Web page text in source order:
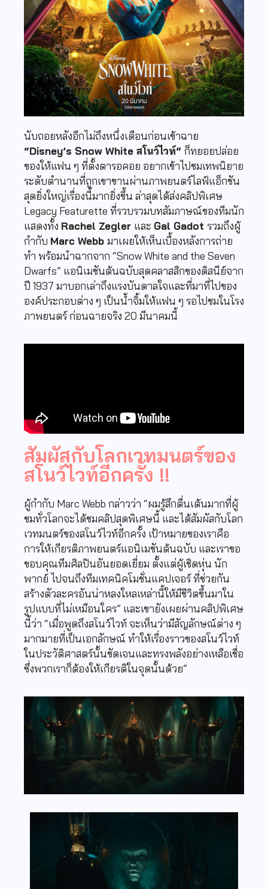
นับถอยหลังอีกไม่ถึงหนึ่งเดือนก่อนเข้าฉาย
“Disney’s Snow White สโนว์ไวท์” ก็ทยอยปล่อย
ของให้แฟน ๆ ที่ตั้งตารอคอย อยากเข้าไปชมเทพนิยาย
ระดับตำนานที่ถูกเขาขานผ่านภาพยนตร์ไลฟ์แอ็กชัน
สุดยิ่งใหญ่เรื่องนี้มากยิ่งขึ้น ล่าสุดได้ส่งคลิปพิเศษ
Legacy Featurette ที่รวบรวมบทสัมภาษณ์ของทีมนัก
แสดงทั้ง Rachel Zegler และ Gal Gadot รวมถึงผู้
กำกับ Marc Webb มาเผยให้เห็นเบื้องหลังการถ่าย
ทำ พร้อมนำฉากจาก “Snow White and the Seven
Dwarfs” แอนิเมชันต้นฉบับสุดคลาสสิกของดิสนีย์จาก
ปี 1937 มาบอกเล่าถึงแรงบันดาลใจและที่มาที่ไปของ
องค์ประกอบต่าง ๆ เป็นน้ำจิ้มให้แฟน ๆ รอไปชมในโรง
ภาพยนตร์ ก่อนฉายจริง 20 มีนาคมนี้
สัมผัสกับโลกเวทมนตร์ของ
สโนว์ไวท์อีกครั้ง !!
ผู้กำกับ Marc Webb กล่าวว่า “ผมรู้สึกตื่นเต้นมากที่ผู้
ชมทั่วโลกจะได้ชมคลิปสุดพิเศษนี้ และได้สัมผัสกับโลก
เวทมนตร์ของสโนว์ไวท์อีกครั้ง เป้าหมายของเราคือ
การให้เกียรติภาพยนตร์แอนิเมชันต้นฉบับ และเราขอ
ขอบคุณทีมศิลปินอันยอดเยี่ยม ตั้งแต่ผู้เชิดหุ่น นัก
พากย์ ไปจนถึงทีมเทคนิคโมชั่นแคปเจอร์ ที่ช่วยกัน
สร้างตัวละครอันน่าหลงใหลเหล่านี้ให้มีชีวิตขึ้นมาใน
รูปแบบที่ไม่เหมือนใคร” และเขายังเผยผ่านคลิปพิเศษ
นี้ว่า “เมื่อพูดถึงสโนว์ไวท์ จะเห็นว่ามีสัญลักษณ์ต่าง ๆ
มากมายที่เป็นเอกลักษณ์ ทำให้เรื่องราวของสโนว์ไวท์
ในประวัติศาสตร์นั้นชัดเจนและทรงพลังอย่างเหลือเชื่อ
ซึ่งพวกเราก็ต้องให้เกียรติในจุดนั้นด้วย”